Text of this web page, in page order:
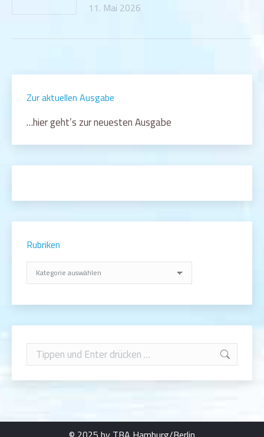
11. Mai 2026
Zur aktuellen Ausgabe
…hier geht’s zur neuesten Ausgabe
Rubriken
Rubriken
Search: